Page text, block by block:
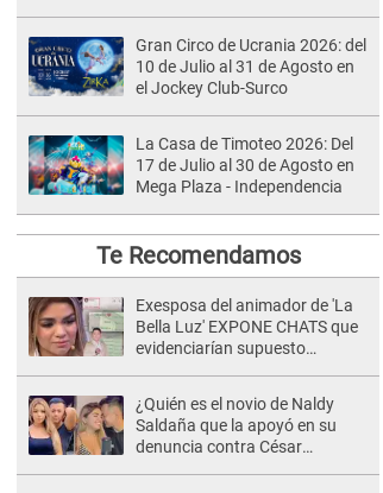
Gran Circo de Ucrania 2026: del
10 de Julio al 31 de Agosto en
el Jockey Club-Surco
La Casa de Timoteo 2026: Del
17 de Julio al 30 de Agosto en
Mega Plaza - Independencia
Te Recomendamos
Exesposa del animador de 'La
Bella Luz' EXPONE CHATS que
evidenciarían supuesto
¿Quién es el novio de Naldy
Saldaña que la apoyó en su
denuncia contra César